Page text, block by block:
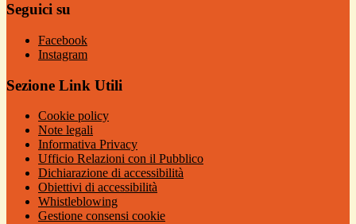
Seguici su
Facebook
Instagram
Sezione Link Utili
Cookie policy
Note legali
Informativa Privacy
Ufficio Relazioni con il Pubblico
Dichiarazione di accessibilità
Obiettivi di accessibilità
Whistleblowing
Gestione consensi cookie